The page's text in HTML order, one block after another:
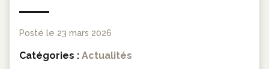
Posté le 23 mars 2026
Catégories : Actualités